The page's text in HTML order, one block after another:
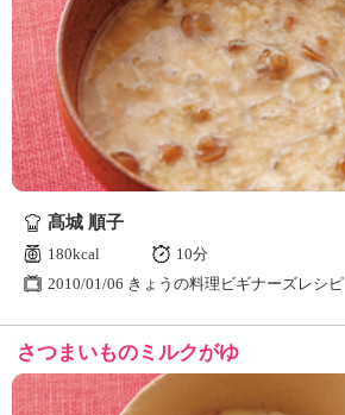
髙城 順子
180kcal
10分
2010/01/06 きょうの料理ビギナーズレシピ
さつまいものミルクがゆ